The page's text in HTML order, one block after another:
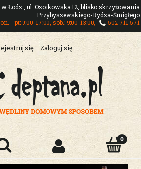
w Łodzi, ul. Ozorkowska 12, blisko skrzyżowania
Przybyszewskiego-Rydza-Śmigłego
- pt: 9:00-17:00, sob.: 9:00-13:00,
502 711 571
się Zaloguj się